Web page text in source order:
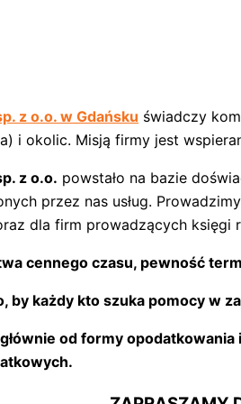
z o.o. w Gdańsku świadczy
i okolic. Misją firmy jest
z o.o. powstało na bazie
przez nas usług.
dla firm prowadzących księgi
cennego czasu, pewność
by każdy kto szuka pomocy
od formy